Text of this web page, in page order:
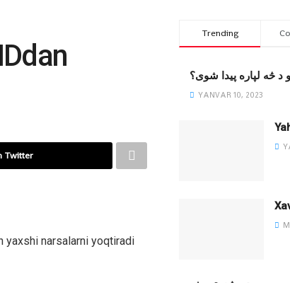
Twitter
yaxshi narsalarni yoqtiradi
Trending
د څه لپاره پیدا شوی؟
YANVAR 10, 2023